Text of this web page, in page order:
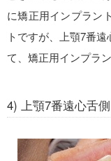
に矯正用インプラン
トですが、上顎7番
て、矯正用インプラ
4) 上顎7番遠心舌側